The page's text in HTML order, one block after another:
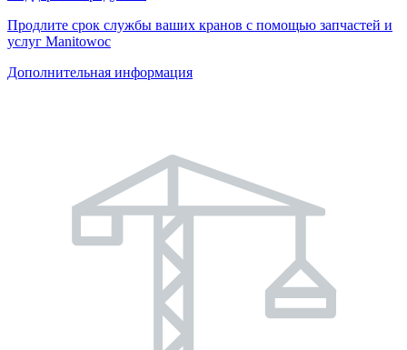
Продлите срок службы ваших кранов с помощью запчастей и
услуг Manitowoc
Дополнительная информация